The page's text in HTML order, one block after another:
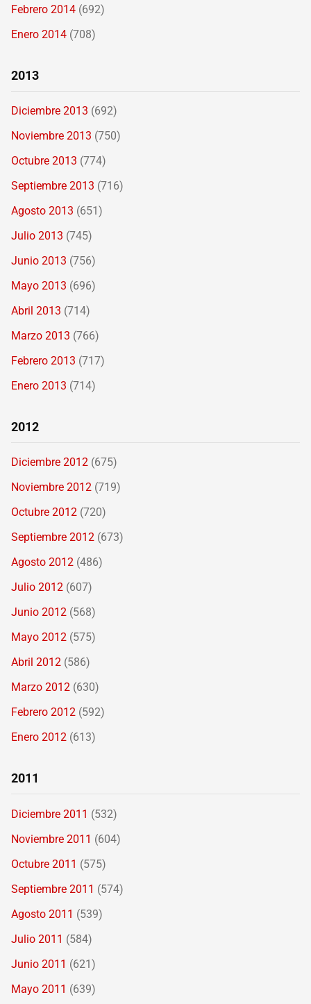
Febrero 2014 (692)
Enero 2014 (708)
2013
Diciembre 2013 (692)
Noviembre 2013 (750)
Octubre 2013 (774)
Septiembre 2013 (716)
Agosto 2013 (651)
Julio 2013 (745)
Junio 2013 (756)
Mayo 2013 (696)
Abril 2013 (714)
Marzo 2013 (766)
Febrero 2013 (717)
Enero 2013 (714)
2012
Diciembre 2012 (675)
Noviembre 2012 (719)
Octubre 2012 (720)
Septiembre 2012 (673)
Agosto 2012 (486)
Julio 2012 (607)
Junio 2012 (568)
Mayo 2012 (575)
Abril 2012 (586)
Marzo 2012 (630)
Febrero 2012 (592)
Enero 2012 (613)
2011
Diciembre 2011 (532)
Noviembre 2011 (604)
Octubre 2011 (575)
Septiembre 2011 (574)
Agosto 2011 (539)
Julio 2011 (584)
Junio 2011 (621)
Mayo 2011 (639)